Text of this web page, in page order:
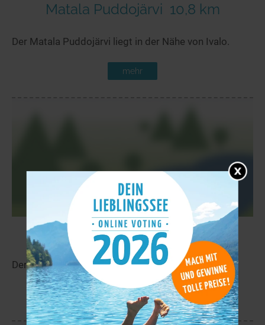
Matala Puddojärvi 10,8 km
Der Matala Puddojärvi liegt in der Nähe von Ivalo.
mehr
Myösäjärvi 11,7 km
Der Myösäjärvi liegt in der Nähe von Saariselkä.
mehr